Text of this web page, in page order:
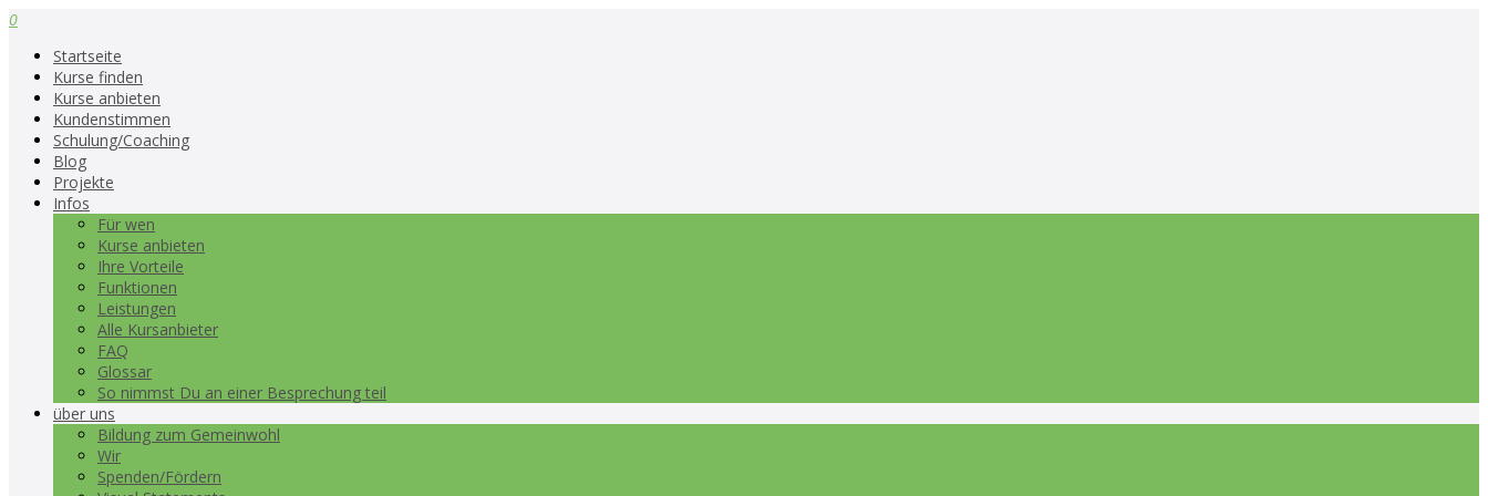
0
Startseite
Kurse finden
Kurse anbieten
Kundenstimmen
Schulung/Coaching
Blog
Projekte
Infos
Für wen
Kurse anbieten
Ihre Vorteile
Funktionen
Leistungen
Alle Kursanbieter
FAQ
Glossar
So nimmst Du an einer Besprechung teil
über uns
Bildung zum Gemeinwohl
Wir
Spenden/Fördern